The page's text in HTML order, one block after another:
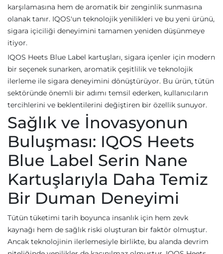
karşılamasına hem de aromatik bir zenginlik sunmasına
olanak tanır. IQOS'un teknolojik yenilikleri ve bu yeni ürünü,
sigara içiciliği deneyimini tamamen yeniden düşünmeye
itiyor.
IQOS Heets Blue Label kartuşları, sigara içenler için modern
bir seçenek sunarken, aromatik çeşitlilik ve teknolojik
ilerleme ile sigara deneyimini dönüştürüyor. Bu ürün, tütün
sektöründe önemli bir adımı temsil ederken, kullanıcıların
tercihlerini ve beklentilerini değiştiren bir özellik sunuyor.
Sağlık ve İnovasyonun
Buluşması: IQOS Heets
Blue Label Serin Nane
Kartuşlarıyla Daha Temiz
Bir Duman Deneyimi
Tütün tüketimi tarih boyunca insanlık için hem zevk
kaynağı hem de sağlık riski oluşturan bir faktör olmuştur.
Ancak teknolojinin ilerlemesiyle birlikte, bu alanda devrim